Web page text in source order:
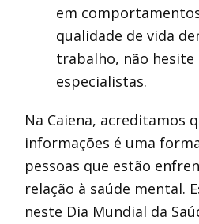
em
qualidade de vida
trabalho, não
especialistas.
Na Caiena, acreditamos
informações é uma
pessoas que estão
relação à saúde mental.
neste Dia Mundial da